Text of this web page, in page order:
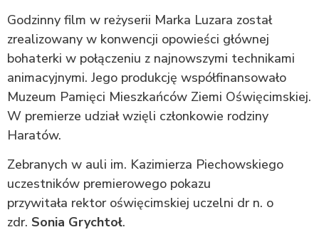
Godzinny film w reżyserii Marka Luzara został
zrealizowany w konwencji opowieści głównej
bohaterki w połączeniu z najnowszymi technikami
animacyjnymi. Jego produkcję współfinansowało
Muzeum Pamięci Mieszkańców Ziemi Oświęcimskiej.
W premierze udział wzięli członkowie rodziny
Haratów.
Zebranych w auli im. Kazimierza Piechowskiego
uczestników premierowego pokazu
przywitała rektor oświęcimskiej uczelni dr n. o
zdr. Sonia Grychtoł.